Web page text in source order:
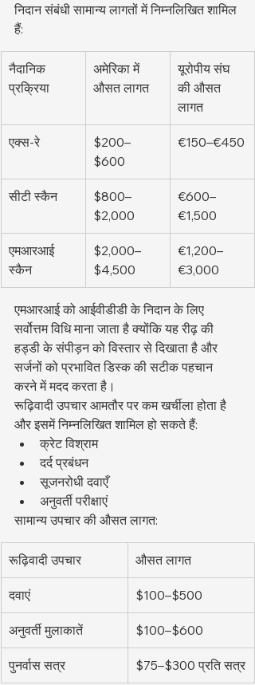
निदान संबंधी सामान्य लागतों में निम्नलिखित शामिल
हैं:
नैदानिक
प्रक्रिया
अमेरिका में
औसत लागत
यूरोपीय संघ
की औसत
लागत
एक्स-रे
$200–
$600
€150–€450
सीटी स्कैन
$800–
$2,000
€600–
€1,500
एमआरआई
स्कैन
$2,000–
$4,500
€1,200–
€3,000
एमआरआई को आईवीडीडी के निदान के लिए
सर्वोत्तम विधि माना जाता है क्योंकि यह रीढ़ की
हड्डी के संपीड़न को विस्तार से दिखाता है और
सर्जनों को प्रभावित डिस्क की सटीक पहचान
करने में मदद करता है।
रूढ़िवादी उपचार आमतौर पर कम खर्चीला होता है
और इसमें निम्नलिखित शामिल हो सकते हैं:
क्रेट विश्राम
दर्द प्रबंधन
सूजनरोधी दवाएँ
अनुवर्ती परीक्षाएं
सामान्य उपचार की औसत लागत:
रूढ़िवादी उपचार औसत लागत
दवाएं $100–$500
अनुवर्ती मुलाकातें $100–$600
पुनर्वास सत्र $75–$300 प्रति सत्र